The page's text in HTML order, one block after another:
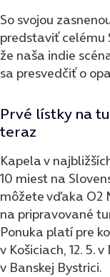
So svojou
predstaviť celému
že naša indie
sa presvedčiť o
Prvé lístky na
teraz
Kapela v
10 miest na
môžete vďaka O2
na pripravované
Ponuka platí pre
v Košiciach, 12. 5.
v Banskej Bystrici.